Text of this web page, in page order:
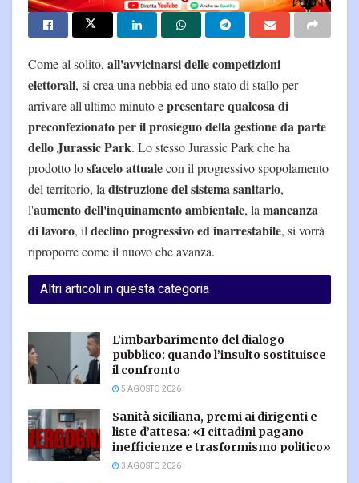
Come al solito, all'avvicinarsi delle competizioni
elettorali, si crea una nebbia ed uno stato di stallo per
arrivare all'ultimo minuto epresentare qualcosa di
preconfezionato per il prosieguo della gestione da parte
dello Jurassic Park. Lo stesso Jurassic Park che ha
prodotto losfacelo attualecon il progressivo spopolamento
del territorio, la distruzione del sistema sanitario,
l'aumento dell'inquinamento ambientale, la mancanza
di lavoro, il declino progressivo ed inarrestabile, si vorrà
riproporre come il nuovo che avanza.
Altri articoli in questa categoria
L’imbarbarimento del dialogo
pubblico: quando l’insulto sostituisce
il confronto
5 AGOSTO 2026
Sanità siciliana, premi ai dirigenti e
liste d’attesa: «I cittadini pagano
inefficienze e trasformismo politico»
3 AGOSTO 2026